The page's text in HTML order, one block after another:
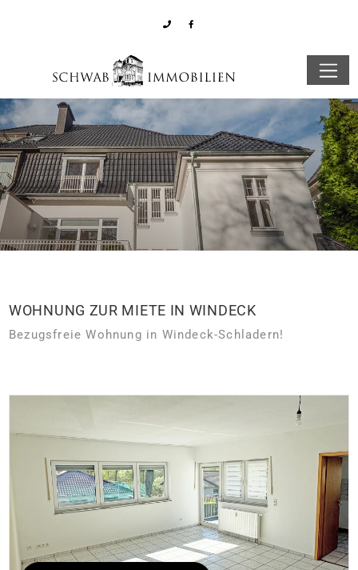
WOHNUNG ZUR MIETE IN WINDECK
Bezugsfreie Wohnung in Windeck-Schladern!